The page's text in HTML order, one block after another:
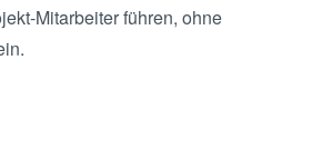
Mitarbeiter führen, ohne